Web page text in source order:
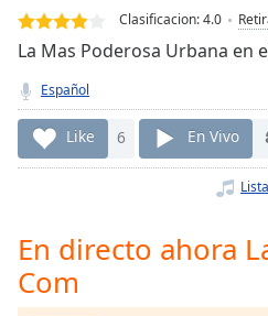
Duration-:-
Loaded:
0.00%
Stream
TypeLIVE
Seek to
live,
Remaining
Time -
Clasificacion:4.0
La Mas Poderosa Urbana en
Español
Like 6 En Vivo
En directo ahora
Com